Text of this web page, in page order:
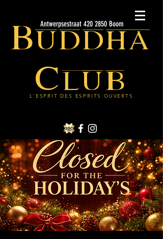
Buddha
Club
L'ESPRIT DES ESPRITS OUVERTS
Antwerpsestraat 420 2850 Boom